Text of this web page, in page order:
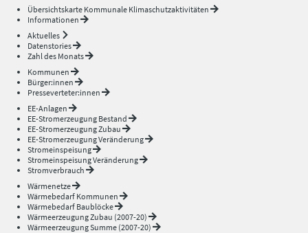
Übersichtskarte Kommunale Klimaschutzaktivitäten
Informationen
Aktuelles
Datenstories
Zahl des Monats
Kommunen
Bürger:innen
Presseverteter:innen
EE-Anlagen
EE-Stromerzeugung Bestand
EE-Stromerzeugung Zubau
EE-Stromerzeugung Veränderung
Stromeinspeisung
Stromeinspeisung Veränderung
Stromverbrauch
Wärmenetze
Wärmebedarf Kommunen
Wärmebedarf Baublöcke
Wärmeerzeugung Zubau (2007-20)
Wärmeerzeugung Summe (2007-20)